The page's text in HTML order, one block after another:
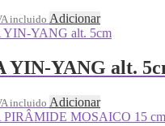
incluido Adicionar
YIN-YANG alt.
incluido Adicionar